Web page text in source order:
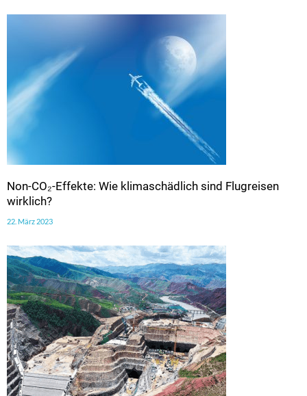
Non-CO₂-Effekte: Wie klimaschädlich sind Flugreisen
wirklich?
22. März 2023